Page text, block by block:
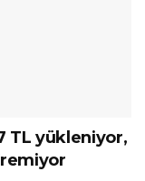
TL yükleniyor,